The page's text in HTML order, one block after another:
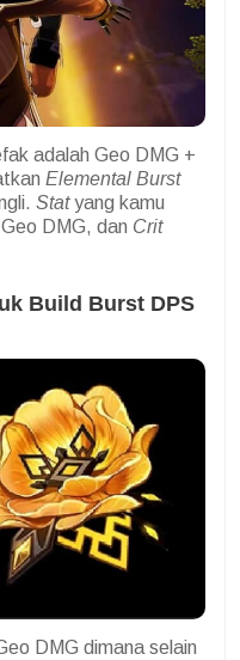
adalah Geo DMG +
Elemental Burst
Statyang kamu
DMG, dan Crit
Build Burst DPS
DMG dimana selain